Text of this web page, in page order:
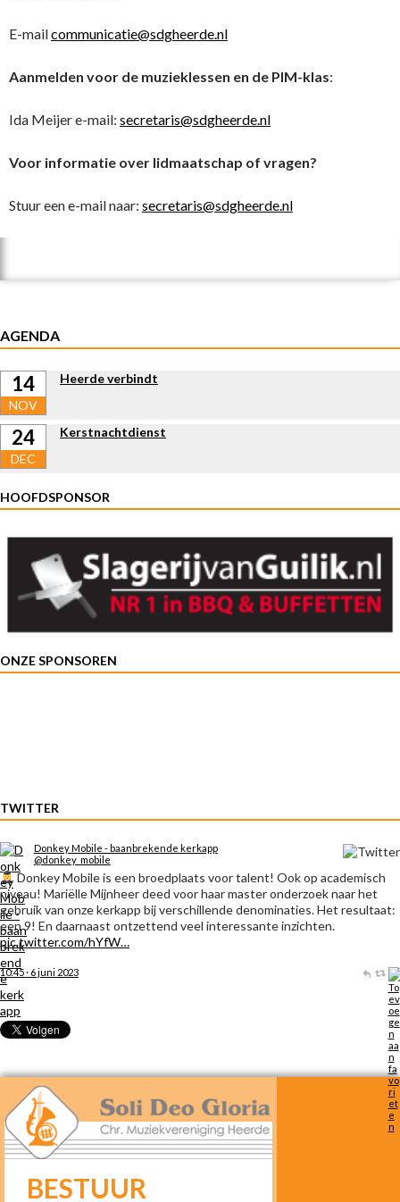
E-mailcommunicatie@sdgheerde.nl
Aanmelden voor de muzieklessen en de PIM-klas:
Ida Meijer e-mail: secretaris@sdgheerde.nl
Voor informatie over lidmaatschap of vragen?
Stuur een e-mail naar: secretaris@sdgheerde.nl
AGENDA
14
NOV
Heerde verbindt
24
DEC
Kerstnachtdienst
HOOFDSPONSOR
ONZE SPONSOREN
TWITTER
Donkey Mobile - baanbrekende kerkapp
@donkey_mobile
Donkey Mobile is een broedplaats voor talent! Ook op academisch
niveau! Mariëlle Mijnheer deed voor haar master onderzoek naar het
gebruik van onze kerkapp bij verschillende denominaties. Het resultaat:
een 9! En daarnaast ontzettend veel interessante inzichten.
pic.twitter.com/hYfW…
10:45 · 6 juni 2023
BESTUUR
META